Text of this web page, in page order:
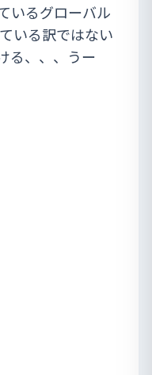
いるグローバル
いる訳ではない
る、、、うー